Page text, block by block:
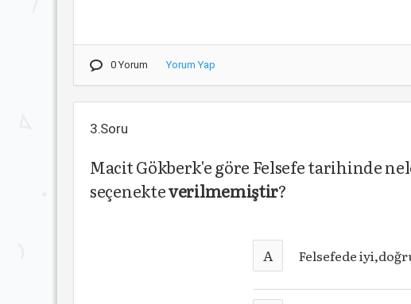
0 Yorum Yorum Yap
3.Soru
Macit Gökberk'e göre Felsefe tarihinde
seçenekteverilmemiştir?
A Felsefede